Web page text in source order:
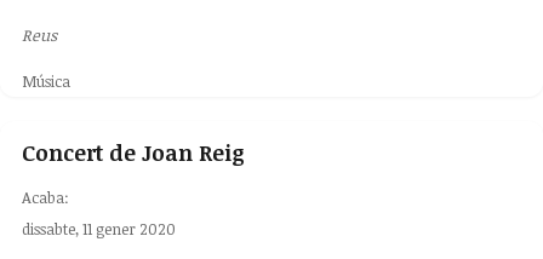
Reus
Música
Concert de Joan Reig
Acaba:
dissabte, 11 gener 2020